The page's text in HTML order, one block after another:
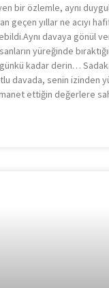
bir özlemle, aynı
geçen yıllar ne acıyı
davaya gönül
yüreğinde
kadar derin…
davada, senin izinden
ettiğin değerlere